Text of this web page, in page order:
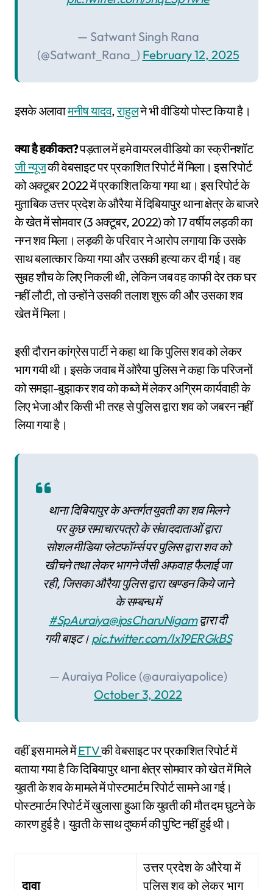
— Satwant Singh Rana
(@Satwant_Rana_) February 12, 2025
इसके अलावामनीष यादव,राहुलने भी वीडियो पोस्ट किया है।
क्या है हकीकत?पड़ताल में हमे वायरल वीडियो का स्क्रीनशॉट
जी न्यूजकी वेबसाइट पर प्रकाशित रिपोर्ट में मिला। इस रिपोर्ट
को अक्टूबर 2022 में प्रकाशित किया गया था। इस रिपोर्ट के
मुताबिक उत्तर प्रदेश के औरैया में दिबियापुर थाना क्षेत्र के बाजरे
के खेत में सोमवार (3 अक्टूबर, 2022) को 17 वर्षीय लड़की का
नग्न शव मिला। लड़की के परिवार ने आरोप लगाया कि उसके
साथ बलात्कार किया गया और उसकी हत्या कर दी गई। वह
सुबह शौच के लिए निकली थी, लेकिन जब वह काफी देर तक घर
नहीं लौटी, तो उन्होंने उसकी तलाश शुरू की और उसका शव
खेत में मिला।
इसी दौरान कांग्रेस पार्टी ने कहा था कि पुलिस शव को लेकर
भाग गयी थी। इसके जवाब में ओरैया पुलिस ने कहा कि परिजनों
को समझा-बुझाकर शव को कब्जे में लेकर अग्रिम कार्यवाही के
लिए भेजा और किसी भी तरह से पुलिस द्वारा शव को जबरन नहीं
लिया गया है।
थाना दिबियापुर के अन्तर्गत युवती का शव मिलने
पर कुछ समाचारपत्रो के संवाददाताओं द्वारा
सोशल मीडिया प्लेटफॉर्म्स पर पुलिस द्वारा शव को
खीचने तथा लेकर भागने जैसी अफवाह फैलाई जा
रही, जिसका औरैया पुलिस द्वारा खण्डन किये जाने
के सम्बन्ध में
#SpAuraiya@ipsCharuNigamद्वारा दी
गयी बाइट। pic.twitter.com/Ix19ERGkBS
— Auraiya Police (@auraiyapolice)
October 3, 2022
वहीं इस मामले मेंETVकी वेबसाइट पर प्रकाशित रिपोर्ट में
बताया गया है कि दिबियापुर थाना क्षेत्र सोमवार को खेत में मिले
युवती के शव के मामले में पोस्टमार्टम रिपोर्ट सामने आ गई।
पोस्टमार्टम रिपोर्ट में खुलासा हुआ कि युवती की मौत दम घुटने के
कारण हुई है। युवती के साथ दुष्कर्म की पुष्टि नहीं हुई थी।
दावा
उत्तर प्रदेश के औरेया में
पुलिस शव को लेकर भाग